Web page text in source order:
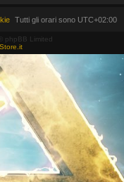
Tutti gli orari sono UTC+02:00
phpBB Limited